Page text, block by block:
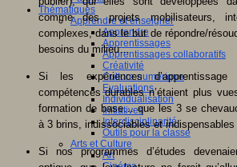
Thématiques
Apprendre et enseigner
Apprendre
Apprentissages
Apprentissages collaboratifs
Créativité
Culture numérique
Evaluations
Individualisation
Initiatives
Interdisciplinarité
Outils pour la classe
Arts et Culture
Art
comme des projets mobilisateurs,
complexes, dans le but de répondre/
besoins du milieu…
Si les expériences
compétences durables n’étaient plus
formation de base… que les 3 se
à 3 brins, indissociables et indispensables
Si nos programmes d’études